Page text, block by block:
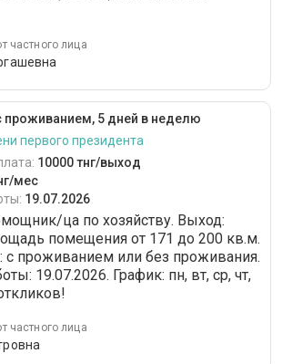
частного лица
проживанием, 5 дней в неделю
первого президента
10000 тнг/выход
мес
19.07.2026
ца по хозяйству. Выход:
помещения от 171 до 200 кв.м.
c проживанием или без проживания.
19.07.2026. График: пн, вт, ср, чт,
частного лица